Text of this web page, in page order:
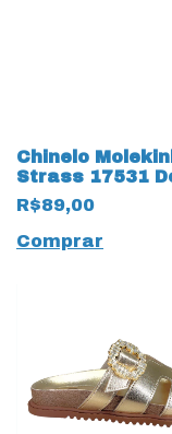
Chinelo
Strass 17531
R$89,00
Comprar